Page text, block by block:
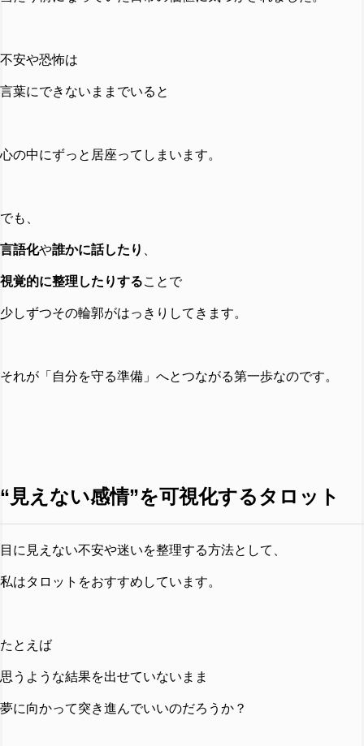
不安や恐怖は
言葉にできないままでいると
心の中にずっと居座ってしまいます。
でも、
言語化や誰かに話したり
視覚的に整理したりすることで
少しずつその輪郭がはっきりしてきます。
それが「自分を守る準備」へとつながる第一歩なのです。
“見えない感情”を可視化するタロット
目に見えない不安や迷いを整理する方法として、
私はタロットをおすすめしています。
たとえば
思うような結果を出せていないまま
夢に向かって突き進んでいいのだろうか？